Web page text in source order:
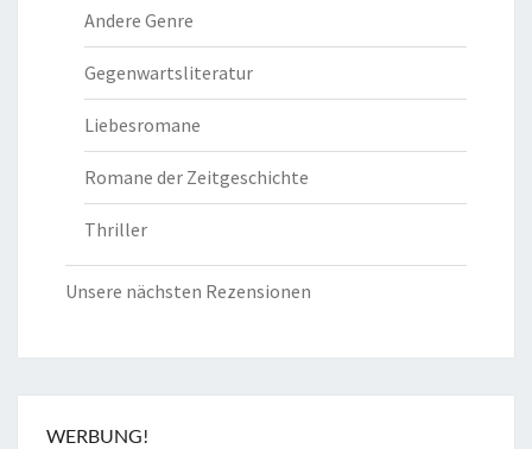
Andere Genre
Gegenwartsliteratur
Liebesromane
Romane der Zeitgeschichte
Thriller
Unsere nächsten Rezensionen
WERBUNG!